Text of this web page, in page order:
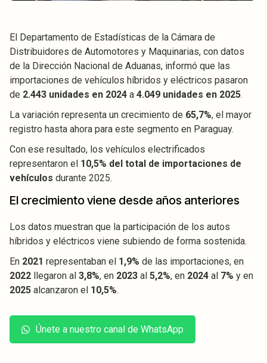
El Departamento de Estadísticas de la Cámara de
Distribuidores de Automotores y Maquinarias, con datos
de la Dirección Nacional de Aduanas, informó que las
importaciones de vehículos híbridos y eléctricos pasaron
de 2.443 unidades en 2024 a 4.049 unidades en 2025.
La variación representa un crecimiento de 65,7%, el mayor
registro hasta ahora para este segmento en Paraguay.
Con ese resultado, los vehículos electrificados
representaron el 10,5% del total de importaciones de
vehículos durante 2025.
El crecimiento viene desde años anteriores
Los datos muestran que la participación de los autos
híbridos y eléctricos viene subiendo de forma sostenida.
En 2021 representaban el 1,9% de las importaciones, en
2022 llegaron al 3,8%, en 2023 al 5,2%, en 2024 al 7% y en
2025 alcanzaron el 10,5%.
Únete a nuestro canal de WhatsApp